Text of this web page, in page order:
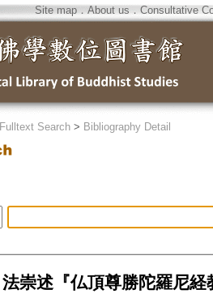
Site map．About us ． Consultative
Fulltext Search > Bibliography Detail
法崇述『仏頂尊勝陀羅尼